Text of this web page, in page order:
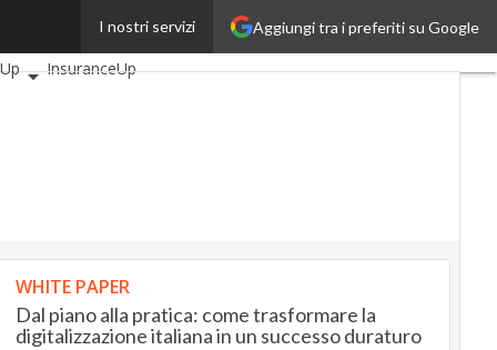
Aggiungi tra i preferiti su Google
I nostri servizi
AutomotiveUp
InsuranceUp
WHITE PAPER
Dal piano alla pratica: come trasformare la
digitalizzazione italiana in un successo duraturo